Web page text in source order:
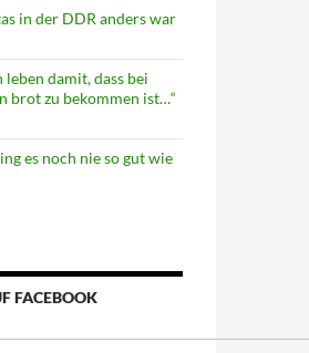
in der DDR anders war
leben damit, dass bei
brot zu bekommen ist…“
es noch nie so gut wie
FACEBOOK